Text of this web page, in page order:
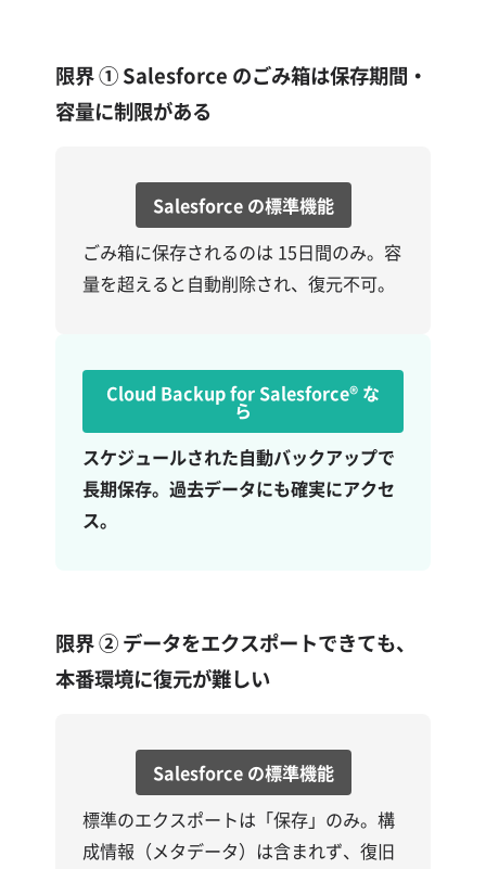
限界 ①Salesforce のごみ箱は保存期間・
容量に制限がある
Salesforce の標準機能
ごみ箱に保存されるのは 15日間のみ。容
量を超えると自動削除され、復元不可。
Cloud Backup for Salesforce® な
ら
スケジュールされた自動バックアップで
長期保存。過去データにも確実にアクセ
ス。
限界 ②データをエクスポートできても、
本番環境に復元が難しい
Salesforce の標準機能
標準のエクスポートは「保存」のみ。構
成情報（メタデータ）は含まれず、復旧